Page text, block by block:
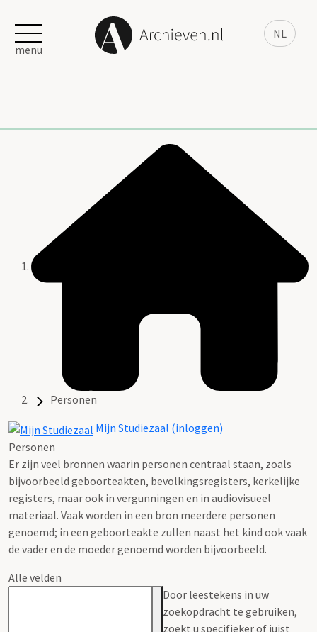
NL
menu
Personen
Mijn Studiezaal (inloggen)
Personen
Er zijn veel bronnen waarin personen centraal staan, zoals
bijvoorbeeld geboorteakten, bevolkingsregisters, kerkelijke
registers, maar ook in vergunningen en in audiovisueel
materiaal. Vaak worden in een bron meerdere personen
genoemd; in een geboorteakte zullen naast het kind ook vaak
de vader en de moeder genoemd worden bijvoorbeeld.
Alle velden
Door leestekens in uw
zoekopdracht te gebruiken,
zoekt u specifieker of juist